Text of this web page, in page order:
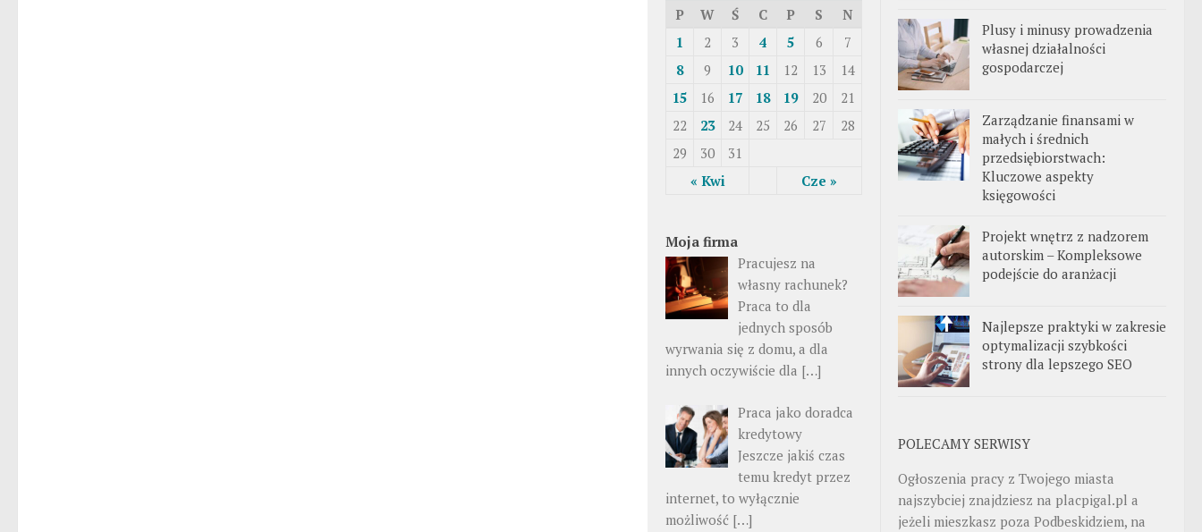
Plusy i minusy prowadzenia
własnej działalności
gospodarczej
Zarządzanie finansami w
małych i średnich
przedsiębiorstwach:
Kluczowe aspekty
księgowości
Projekt wnętrz z nadzorem
autorskim – Kompleksowe
podejście do aranżacji
Najlepsze praktyki w zakresie
optymalizacji szybkości
strony dla lepszego SEO
POLECAMY SERWISY
Ogłoszenia pracy z Twojego miasta
najszybciej znajdziesz na placpigal.pl a
jeżeli mieszkasz poza Podbeskidziem, na
P
W Ś C P S N
« Kwi Cze »
1 2 3 4 5 6
7
8
9 10 11 12 13
14
15
16 17 18 19 20
21
22
23 24 25 26 27
28
29
30 31
Moja firma
Pracujesz na
własny rachunek?
Praca to dla
jednych sposób
wyrwania się z domu, a dla
innych oczywiście dla […]
Praca jako doradca
kredytowy
Jeszcze jakiś czas
temu kredyt przez
internet, to wyłącznie
możliwość […]